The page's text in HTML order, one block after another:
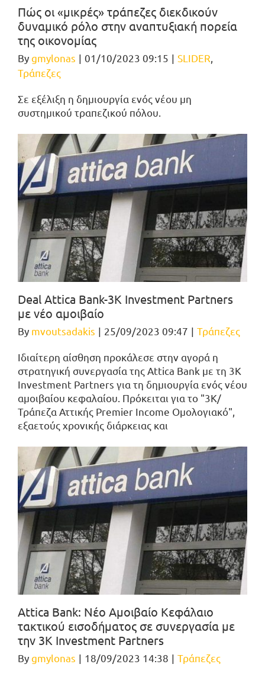
Πώς οι «μικρές» τράπεζες διεκδικούν
δυναμικό ρόλο στην αναπτυξιακή πορεία
της οικονομίας
Bygmylonas | 01/10/2023 09:15 | SLIDER,
Τράπεζες
Σε εξέλιξη η δημιουργία ενός νέου μη
συστημικού τραπεζικού πόλου.
Deal Attica Bank-3K Investment Partners
με νέο αμοιβαίο
By mvoutsadakis | 25/09/2023 09:47 | Τράπεζες
Ιδιαίτερη αίσθηση προκάλεσε στην αγορά η
στρατηγική συνεργασία της Attica Bank με τη 3K
Investment Partners για τη δημιουργία ενός νέου
αμοιβαίου κεφαλαίου. Πρόκειται για το "3Κ/
Τράπεζα Αττικής Premier Income Ομολογιακό",
εξαετούς χρονικής διάρκειας και
Attica Bank: Νέο Αμοιβαίο Κεφάλαιο
τακτικού εισοδήματος σε συνεργασία με
την 3Κ Investment Partners
Bygmylonas | 18/09/2023 14:38 | Τράπεζες